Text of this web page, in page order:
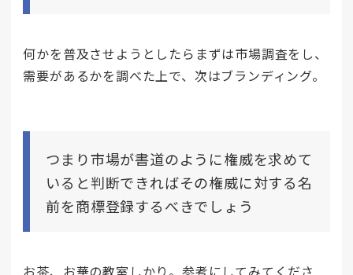
何かを普及させようとしたらまずは市場調査をし、
需要があるかを調べた上で、次はブランディング。
つまり市場が書道のように権威を求めて
いると判断できればその権威に対する名
前を商標登録するべきでしょう